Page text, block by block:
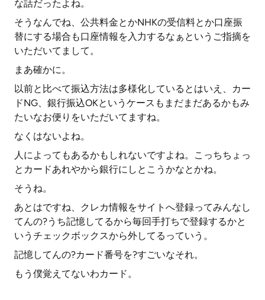
な話だったよね。
そうなんでね、公共料金とかNHKの受信料とか口座振
替にする場合も口座情報を入力するなぁというご指摘を
いただいてまして。
まあ確かに。
以前と比べて振込方法は多様化しているとはいえ、カー
ドNG、銀行振込OKというケースもまだまだあるかもみ
たいなお便りをいただいてますね。
なくはないよね。
人によってもあるかもしれないですよね。こっちちょっ
とカードあれやから銀行にしとこうかなとかね。
そうね。
あとはですね、クレカ情報をサイトへ登録ってみんなし
てんの?うち記憶してるから毎回手打ちで登録するかと
いうチェックボックスから外してるっていう。
記憶してんの?カード番号を?すごいなそれ。
もう僕覚えてないわカード。